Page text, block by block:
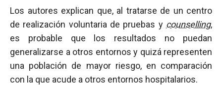
Los autores explican que, al tratarse de un centro
de realización voluntaria de pruebas y counselling,
es probable que los resultados no puedan
generalizarse a otros entornos y quizá representen
una población de mayor riesgo, en comparación
con la que acude a otros entornos hospitalarios.